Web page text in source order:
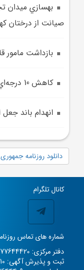
بهسازي ميدان
صيانت از درختان
بازداشت مامور
کاهش 10 درجه‌اي دما در شمال کشور
انهدام باند جعل
دانلود روزنامه جمهوری اسلامی
کانال تلگرام
شماره های تماس
دفتر مرکزی: 02177644420
ثبت و پذیرش آگهی: 02177644410